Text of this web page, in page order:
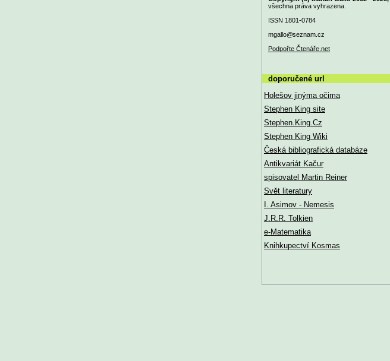
všechna práva vyhrazena.
ISSN 1801-0784
mgallo@seznam.cz
Podpořte Čtenáře.net
doporučené url
Holešov jinýma očima
Stephen King site
Stephen.King.Cz
Stephen King Wiki
Česká bibliografická databáze
Antikvariát Kačur
spisovatel Martin Reiner
Svět literatury
I. Asimov - Nemesis
J.R.R. Tolkien
e-Matematika
Knihkupectví Kosmas